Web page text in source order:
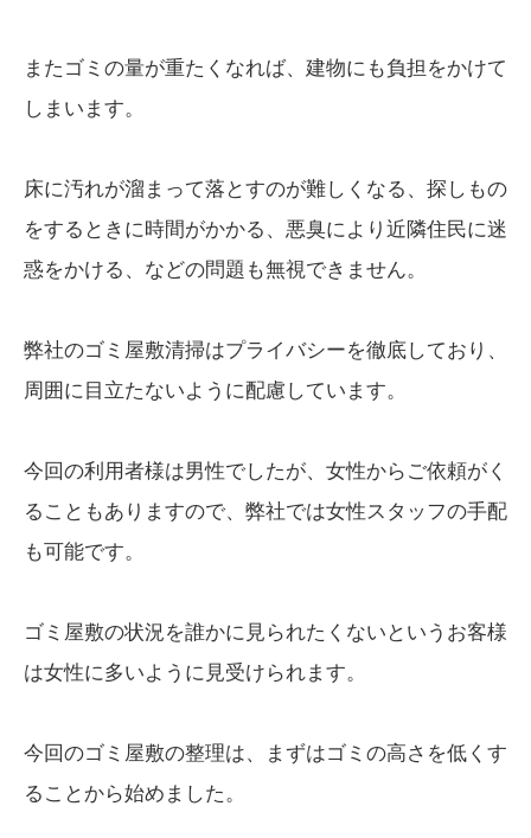
またゴミの量が重たくなれば、建物にも負担をかけて
しまいます。
床に汚れが溜まって落とすのが難しくなる、探しもの
をするときに時間がかかる、悪臭により近隣住民に迷
惑をかける、などの問題も無視できません。
弊社のゴミ屋敷清掃はプライバシーを徹底しており、
周囲に目立たないように配慮しています。
今回の利用者様は男性でしたが、女性からご依頼がく
ることもありますので、弊社では女性スタッフの手配
も可能です。
ゴミ屋敷の状況を誰かに見られたくないというお客様
は女性に多いように見受けられます。
今回のゴミ屋敷の整理は、まずはゴミの高さを低くす
ることから始めました。